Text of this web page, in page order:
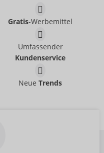
Cottelli BONDAGE- ORION Brand
22157303021
79,95 €
BH und String
Gratis-Werbemittel
Umfassender
Kundenservice
NeueTrends